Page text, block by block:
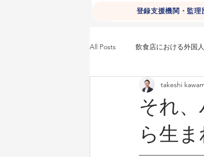
登録支援機関・監理
All Posts 飲食店における外国
永住許可申請 不法就労
ホテルにおける外国人雇用
それ
ら生
takeshi